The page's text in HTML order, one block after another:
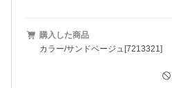
購入した商品
カラー/サンドベージュ[7213321]